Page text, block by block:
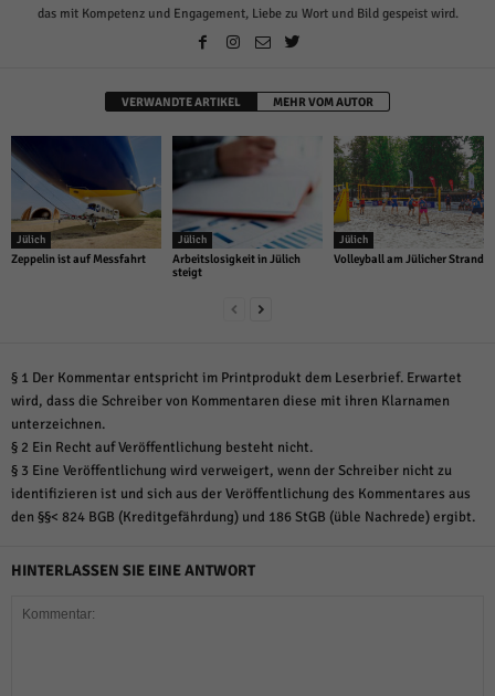
das mit Kompetenz und Engagement, Liebe zu Wort und Bild gespeist wird.
VERWANDTE ARTIKEL MEHR VOM AUTOR
Jülich
Zeppelin ist auf Messfahrt
Jülich
Arbeitslosigkeit in Jülich
steigt
Jülich
Volleyball am Jülicher Strand
§ 1 Der Kommentar entspricht im Printprodukt dem Leserbrief. Erwartet
wird, dass die Schreiber von Kommentaren diese mit ihren Klarnamen
unterzeichnen.
§ 2 Ein Recht auf Veröffentlichung besteht nicht.
§ 3 Eine Veröffentlichung wird verweigert, wenn der Schreiber nicht zu
identifizieren ist und sich aus der Veröffentlichung des Kommentares aus
den §§< 824 BGB (Kreditgefährdung) und 186 StGB (üble Nachrede) ergibt.
HINTERLASSEN SIE EINE ANTWORT